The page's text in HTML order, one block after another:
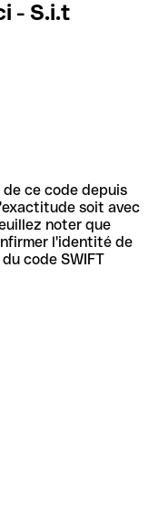
- S.i.t
ce code depuis
soit avec
noter que
l'identité de
code SWIFT